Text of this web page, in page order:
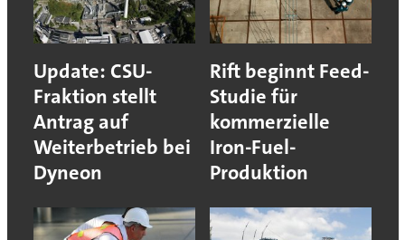
Update: CSU-
Fraktion stellt
Antrag auf
Weiterbetrieb bei
Dyneon
Rift beginnt Feed-
Studie für
kommerzielle
Iron-Fuel-
Produktion